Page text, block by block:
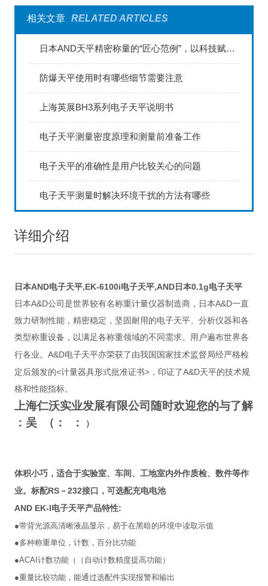
相关文章 RELATED ARTICLES
日本AND天平精密称量的“匠心范例”，以科技赋能全球实验室
防爆天平使用时有哪些细节需要注意
上海英展BH3系列电子天平说明书
电子天平测量密度原理和测量前准备工作
电子天平的准确性是用户比较关心的问题
电子天平测量时解决环境干扰的方法有哪些
详细介绍
日本AND电子天平,EK-6100i电子天平,AND日本0.1g电子天平
日本A&D公司是世界较有名称重计量仪器制造商，日本A&D一直
致力研制性能，精密稳定，坚固耐用的电子天平、分析仪器和各
类型称重设备，以满足各称重领域的不同需求。用户遍布世界各
行各业。 A&D电子天平亦荣获了由我国国家技术监督局经严格检
定后颁发的<计量器具形式批准证书>，印证了A&D天平的技术规
格和性能指标。
上海仁沃实业发展有限公司随时欢迎您的与了解
：吴 （： ：
）
体积小巧，适合于实验室、车间、工地室内外作质检、数件等作
业。标配RS－ 232接口，可选配充电电池
AND EK-I电子天平产品特性:
●带背光源高清晰液晶显示，易于在黑暗的环境中读取示值
●多种称重单位，计数，百分比功能
●ACAI 计数功能（（自动计数精度提高功能）
●重量比较功能，能通过选配件实现报警和输出